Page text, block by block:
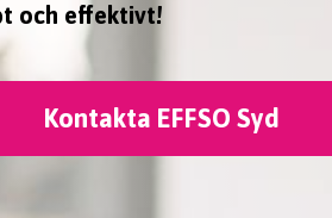
och effektivt!
Kontakta EFFSO Syd